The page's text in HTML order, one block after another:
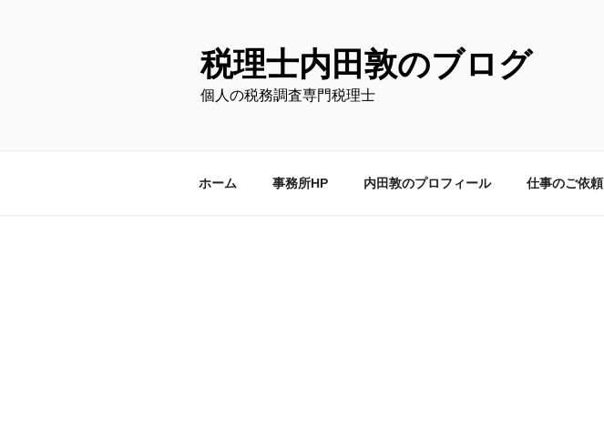
税理士内田敦のブログ
個人の税務調査専門税理士
ホーム 事務所HP 内田敦のプロフィール 仕事のご依頼